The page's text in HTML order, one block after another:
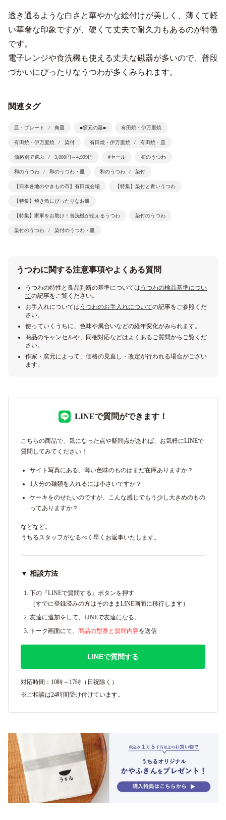
透き通るような白さと華やかな絵付けが美しく、薄くて軽
い華奢な印象ですが、硬くて丈夫で耐久力もあるのが特徴
です。
電子レンジや食洗機も使える丈夫な磁器が多いので、普段
づかいにぴったりなうつわが多くみられます。
関連タグ
皿・プレート 角皿 ■窯元の器■ 有田焼・伊万里焼
有田焼・伊万里焼 染付 有田焼・伊万里焼 有田焼・皿
価格別で選ぶ 3,000円～4,999円 #セール 和のうつわ
和のうつわ 和のうつわ・皿 和のうつわ 染付
【日本各地のやきもの市】有田焼会場 【特集】染付と青いうつわ
【特集】焼き魚にぴったりなお皿
【特集】家事をお助け！食洗機が使えるうつわ 染付のうつわ
染付のうつわ 染付のうつわ・皿
うつわに関する注意事項やよくある質問
うつわの特性と良品判断の基準については うつわの検品基準につい
ての記事をご覧ください。
お手入れについては うつわのお手入れについての記事をご参照くだ
さい。
使っていくうちに、色味や風合いなどの経年変化がみられます。
商品のキャンセルや、同梱対応などは よくあるご質問からご覧くだ
さい。
作家・窯元によって、価格の見直し・改定が行われる場合がござい
ます。
LINEで質問ができます！
こちらの商品で、気になった点や疑問点があれば、お気軽にLINEで
質問してみてください！
サイト写真にある、薄い色味のものはまだ在庫ありますか？
1人分の麺類を入れるには小さいですか？
ケーキをのせたいのですが、こんな感じでもう少し大きめのもの
ってありますか？
などなど。
うちるスタッフがなるべく早くお返事いたします。
▼ 相談方法
下の『LINEで質問する』ボタンを押す
（すでに登録済みの方はそのままLINE画面に移行します）
友達に追加をして、LINEで友達になる。
トーク画面にて、 商品の型番と質問内容を送信
LINEで質問する
対応時間：10時～17時（日祝除く）
※ご相談は24時間受け付けています。